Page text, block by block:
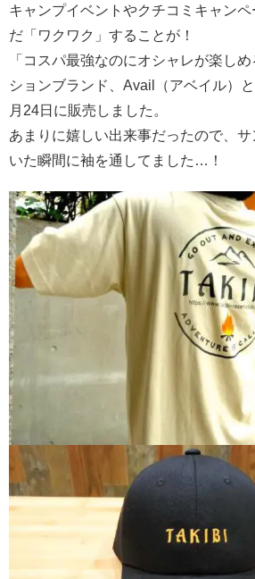
キャンプイベントやクチコミキャンペ
だ「ワクワク」することが！
「コスパ最強なのにオシャレが楽し
ションブランド、Avail（アベイル）
月24日に販売しました。
あまりに嬉しい出来事だったので、
いた瞬間に袖を通してました…！